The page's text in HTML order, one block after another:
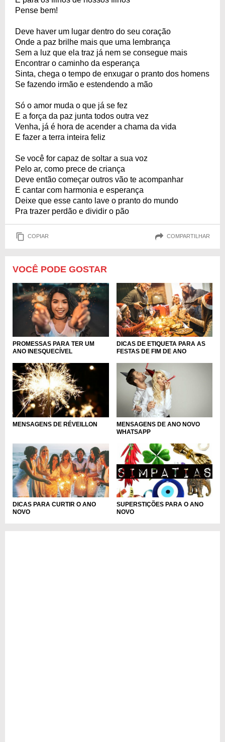
Pense bem!
Deve haver um lugar dentro do seu coração
Onde a paz brilhe mais que uma lembrança
Sem a luz que ela traz já nem se consegue mais
Encontrar o caminho da esperança
Sinta, chega o tempo de enxugar o pranto dos homens
Se fazendo irmão e estendendo a mão
Só o amor muda o que já se fez
E a força da paz junta todos outra vez
Venha, já é hora de acender a chama da vida
E fazer a terra inteira feliz
Se você for capaz de soltar a sua voz
Pelo ar, como prece de criança
Deve então começar outros vão te acompanhar
E cantar com harmonia e esperança
Deixe que esse canto lave o pranto do mundo
Pra trazer perdão e dividir o pão
COPIAR COMPARTILHAR
VOCÊ PODE GOSTAR
PROMESSAS PARA TER UM
ANO INESQUECÍVEL
DICAS DE ETIQUETA PARA AS
FESTAS DE FIM DE ANO
MENSAGENS DE RÉVEILLON
MENSAGENS DE ANO NOVO
WHATSAPP
DICAS PARA CURTIR O ANO
NOVO
SUPERSTIÇÕES PARA O ANO
NOVO